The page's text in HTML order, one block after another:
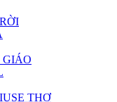
GIÁO
THỢ